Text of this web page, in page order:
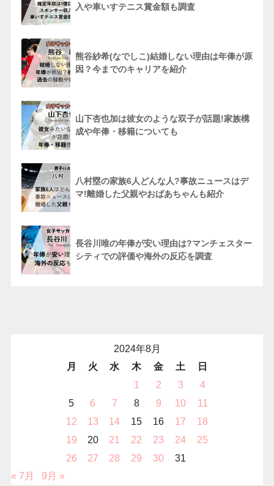
入や車いすテニス賞金額も調査
熊谷紗希(なでしこ)結婚しない理由は年俸が原
因？今までのキャリアを紹介
山下杏也加は彼女のような双子が話題!家族構
成や年俸・移籍についても
八村塁の家族6人どんな人?事故ニュースはデ
マ!離婚した父親やおばあちゃんも紹介
長谷川唯の年俸が安い理由は?マンチェスター
シティでの評価や海外の反応を調査
2024年8月
月
火 水 木 金 土
日
1
2 3
4
5
6 7 8 9 10
11
12
13 14 15 16 17
18
19
20 21 22 23 24
25
26
27 28 29 30
31
« 7月
9月 »